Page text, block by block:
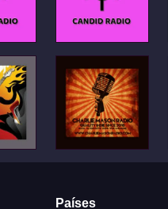
Países